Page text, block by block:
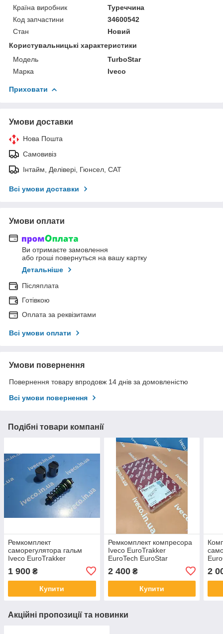
Країна виробник
Туреччина
Код запчастини
34600542
Стан
Новий
Користувальницькі характеристики
Модель
TurboStar
Марка
Iveco
Приховати
Умови доставки
Нова Пошта
Самовивіз
Інтайм, Делівері, Гюнсел, САТ
Всі умови доставки
Умови оплати
Ви отримаєте замовлення
або гроші повернуться на вашу картку
Детальніше
Післяплата
Готівкою
Оплата за реквізитами
Всі умови оплати
Умови повернення
Повернення товару впродовж 14 днів за домовленістю
Всі умови повернення
Подібні товари компанії
Ремкомплект
саморегулятора гальм
Iveco EuroTrakker
93161267 34602024TE
12999410VT AUG5427
1 900 ₴
Купити
Ремкомплект компресора
Iveco EuroTrakker
EuroTech EuroStar
99471919 1500075750
LK4936
2 400₴
Купити
2
Акційні пропозиції та новинки